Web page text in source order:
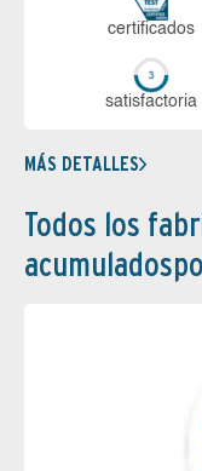
certi­ficados
sa­tis­fac­to­ria
MÁS DETALLES
Todos los